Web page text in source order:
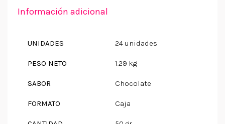
Información adicional
UNIDADES 24 unidades
PESO NETO 1.29 kg
SABOR Chocolate
FORMATO Caja